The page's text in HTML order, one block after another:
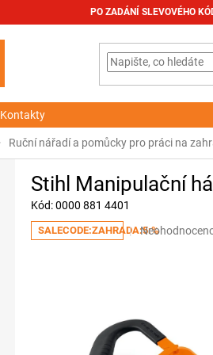
PO ZADÁNÍ SLEVOVÉHO
Kontakty
Ruční nářadí a pomůcky pro práci na
Stihl Manipulační
Kód:0000 881 4401
SALECODE:ZAHRADA:5:%Průměrné
5
hvězdiček.